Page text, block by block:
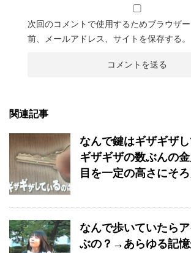
次回のコメントで使用するためブラウザ
前、メールアドレス、サイトを保存する。
関連記事
なんで鍵はギザギザ
ギザギザの数ぶんの
目を一定の高さにそ
なんで歩いていたら
ぶの？→あらゆる記